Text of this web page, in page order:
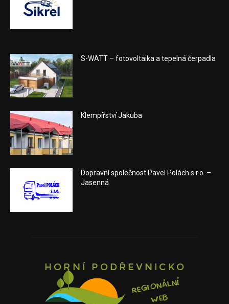
S-WATT – fotovoltaika a tepelná čerpadla
Klempířství Jakuba
Dopravní společnost Pavel Polách s.r.o. –
Jasenná